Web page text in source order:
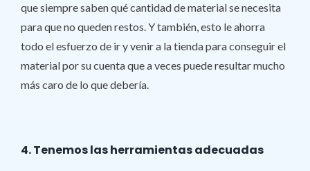
que siempre saben qué cantidad de material se necesita
para que no queden restos. Y también, esto le ahorra
todo el esfuerzo de ir y venir a la tienda para conseguir el
material por su cuenta que a veces puede resultar mucho
más caro de lo que debería.
4. Tenemos las herramientas adecuadas